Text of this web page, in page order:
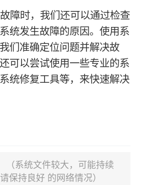
障时，我们还可以通过检查
统发生故障的原因。使用系
们准确定位问题并解决故
可以尝试使用一些专业的系
统修复工具等，来快速解决
（系统文件较大，可能持续
保持良好 的网络情况）